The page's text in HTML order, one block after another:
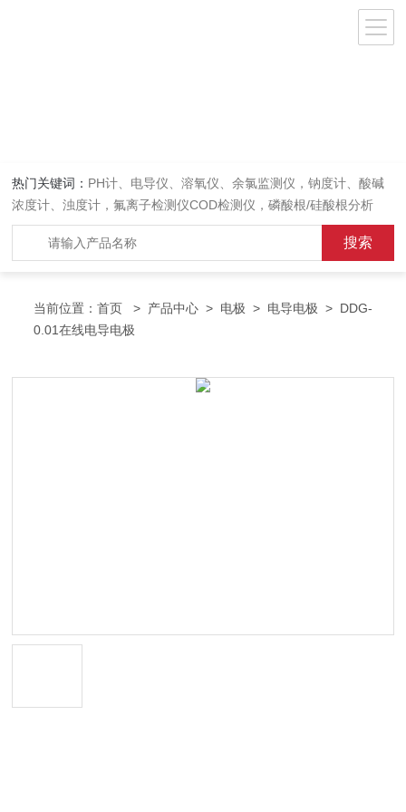
热门关键词： PH计、电导仪、溶氧仪、余氯监测仪，钠度计、酸碱
浓度计、浊度计，氟离子检测仪COD检测仪，磷酸根/硅酸根分析
仪，PH电极、溶氧电极、电导电极
当前位置：首页 > 产品中心 > 电极 > 电导电极 > DDG-
0.01在线电导电极